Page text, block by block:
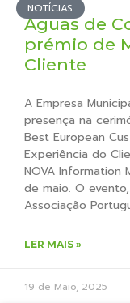
NOTÍCIAS
Águas de
prémio de
Cliente
A Empresa
presença na
Best European
Experiência do
NOVA Information
de maio. O
Associação
LER MAIS »
19 de Maio, 2025